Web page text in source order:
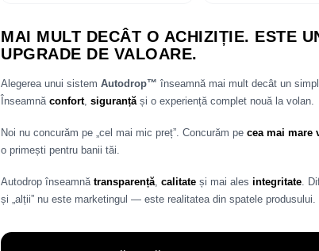
MAI MULT DECÂT O ACHIZIȚIE. ESTE
UPGRADE DE VALOARE.
Alegerea unui sistem Autodrop™ înseamnă mai mult decât un
Înseamnă confort, siguranțăși o experiență complet nouă la volan.
Noi nu concurăm pe „cel mai mic preț”. Concurăm pe cea mai mare
o primești pentru banii tăi.
Autodrop înseamnă transparență, calitate și mai ales integritate.
și „alții” nu este marketingul — este realitatea din spatele produsului.